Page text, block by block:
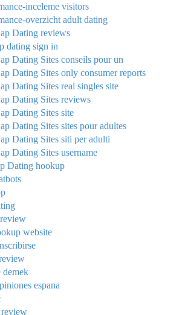
inceleme visitors
overzicht adult dating
Dating reviews
dating sign in
Dating Sites conseils pour un
Dating Sites only consumer reports
Dating Sites real singles site
Dating Sites reviews
Dating Sites site
Dating Sites sites pour adultes
Dating Sites siti per adulti
Dating Sites username
Dating hookup
website
demek
espana